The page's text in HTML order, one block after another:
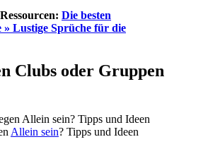
Die besten
Lustige Sprüche für die
Clubs oder Gruppen
Allein sein? Tipps und Ideen